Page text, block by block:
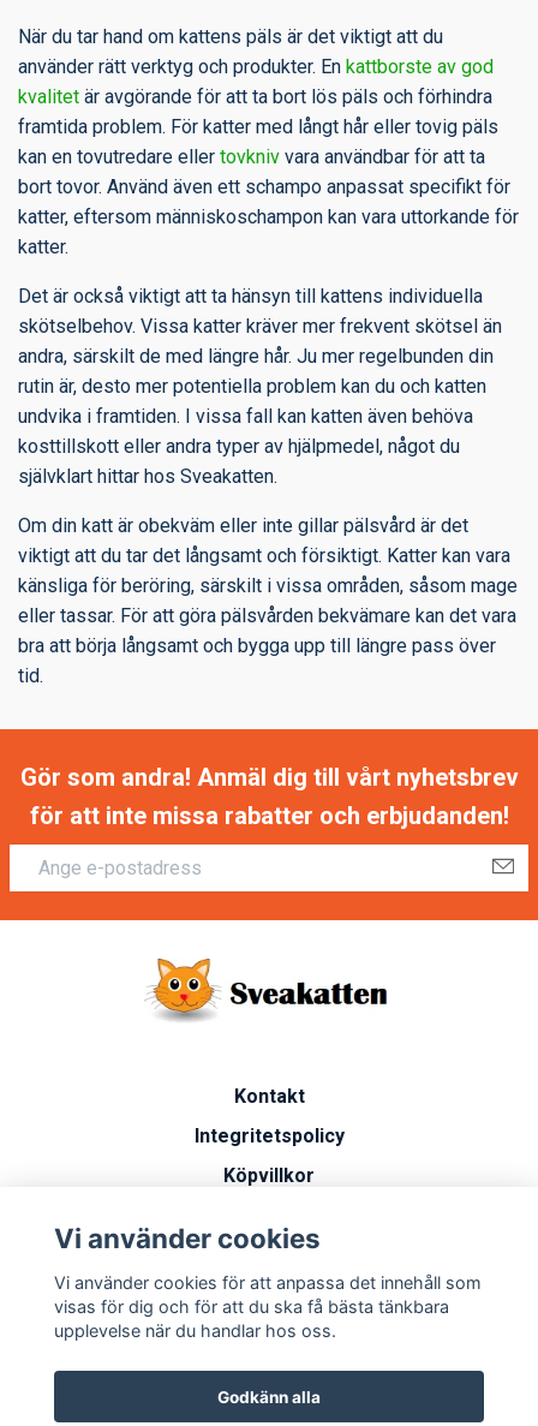
När du tar hand om kattens päls är det viktigt att du
använder rätt verktyg och produkter. En kattborste av god
kvalitet är avgörande för att ta bort lös päls och förhindra
framtida problem. För katter med långt hår eller tovig päls
kan en tovutredare eller tovkniv vara användbar för att ta
bort tovor. Använd även ett schampo anpassat specifikt för
katter, eftersom människoschampon kan vara uttorkande för
katter.
Det är också viktigt att ta hänsyn till kattens individuella
skötselbehov. Vissa katter kräver mer frekvent skötsel än
andra, särskilt de med längre hår. Ju mer regelbunden din
rutin är, desto mer potentiella problem kan du och katten
undvika i framtiden. I vissa fall kan katten även behöva
kosttillskott eller andra typer av hjälpmedel, något du
självklart hittar hos Sveakatten.
Om din katt är obekväm eller inte gillar pälsvård är det
viktigt att du tar det långsamt och försiktigt. Katter kan vara
känsliga för beröring, särskilt i vissa områden, såsom mage
eller tassar. För att göra pälsvården bekvämare kan det vara
bra att börja långsamt och bygga upp till längre pass över
tid.
Gör som andra! Anmäl dig till vårt nyhetsbrev
för att inte missa rabatter och erbjudanden!
Kontakt
Integritetspolicy
Köpvillkor
Vanliga frågor
Miljöarbete
Vi använder cookies
Vi använder cookies för att anpassa det innehåll som
visas för dig och för att du ska få bästa tänkbara
upplevelse när du handlar hos oss.
Godkänn alla